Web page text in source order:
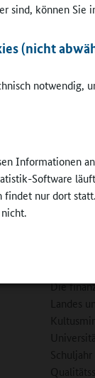
sind, können Sie
(nicht
notwendig,
Informationen
Software
nur dort
in
Bundes
Die
Landes